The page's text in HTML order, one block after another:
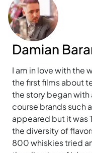
Damian
I am in love with the
the first films about
the story began with
course brands such
appeared but it was
the diversity of
800 whiskies tried